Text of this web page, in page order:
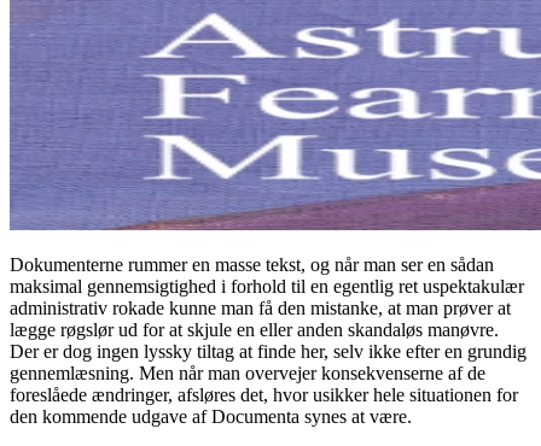
Dokumenterne rummer en masse tekst, og når man ser en sådan
maksimal gennemsigtighed i forhold til en egentlig ret uspektakulær
administrativ rokade kunne man få den mistanke, at man prøver at
lægge røgslør ud for at skjule en eller anden skandaløs manøvre.
Der er dog ingen lyssky tiltag at finde her, selv ikke efter en grundig
gennemlæsning. Men når man overvejer konsekvenserne af de
foreslåede ændringer, afsløres det, hvor usikker hele situationen for
den kommende udgave af Documenta synes at være.